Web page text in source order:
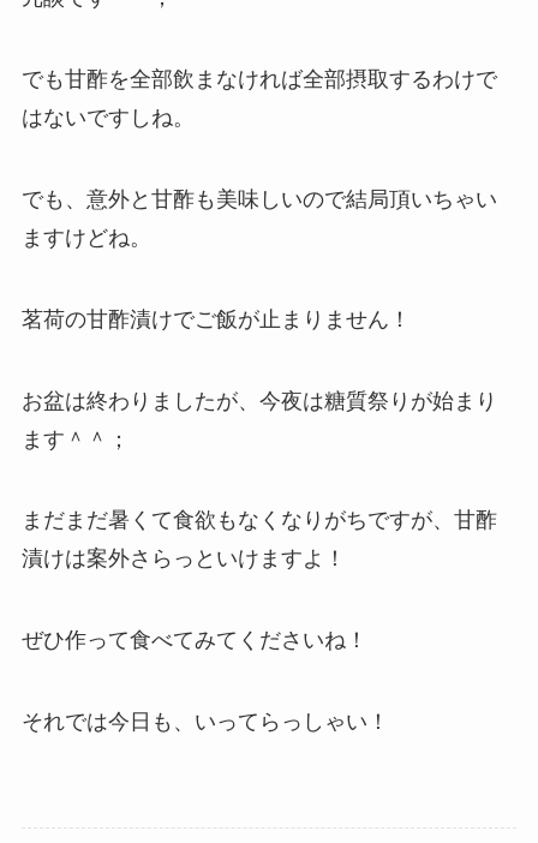
でも甘酢を全部飲まなければ全部摂取するわけで
はないですしね。
でも、意外と甘酢も美味しいので結局頂いちゃい
ますけどね。
茗荷の甘酢漬けでご飯が止まりません！
お盆は終わりましたが、今夜は糖質祭りが始まり
ます＾＾；
まだまだ暑くて食欲もなくなりがちですが、甘酢
漬けは案外さらっといけますよ！
ぜひ作って食べてみてくださいね！
それでは今日も、いってらっしゃい！